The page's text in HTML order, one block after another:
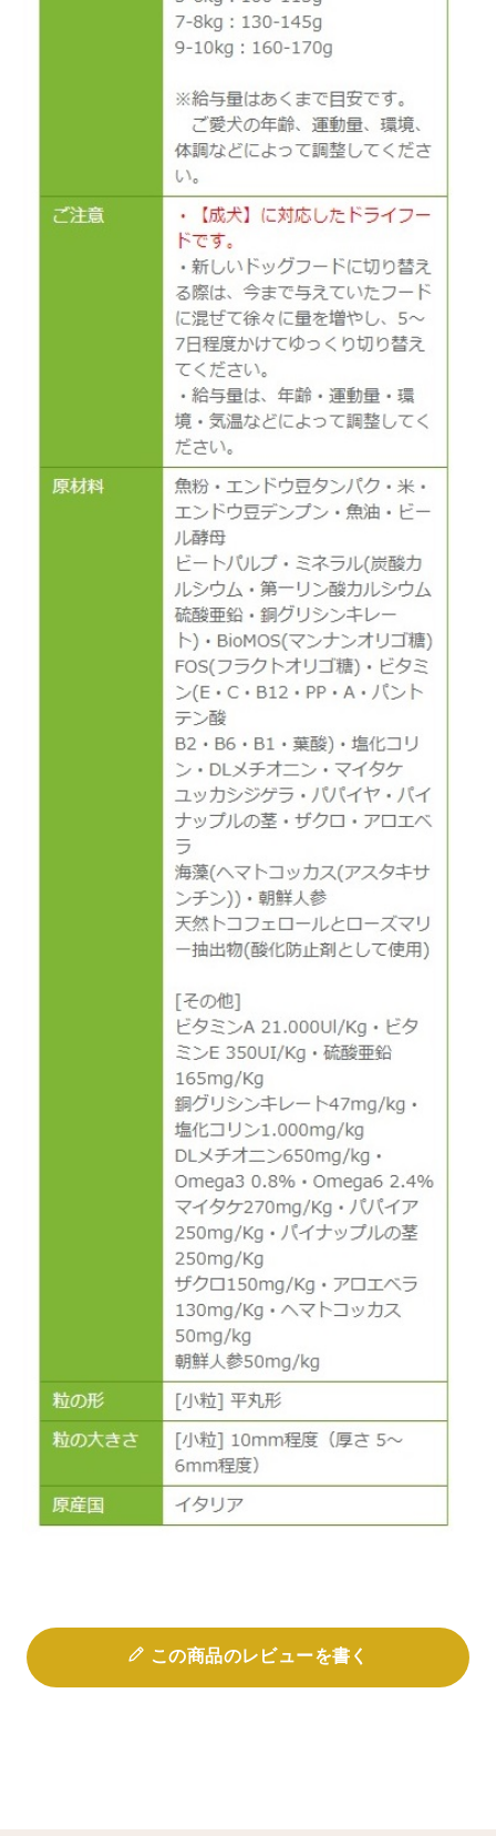
この商品のレビューを書く